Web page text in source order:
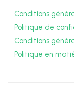
Conditions
Politique de
Conditions
Politique en